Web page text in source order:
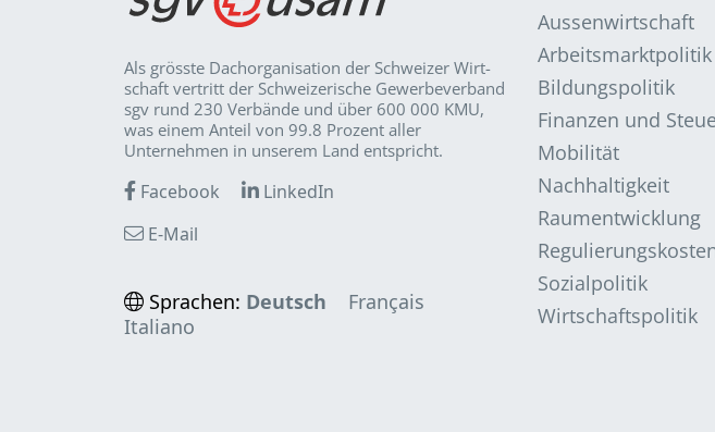
Als grösste Dachorganisation der Schweizer Wirt­
schaft vertritt der Schweizerische Gewerbeverband
sgv rund 230 Verbände und über 600 000 KMU,
was einem Anteil von 99.8 Prozent aller
Unternehmen in unserem Land entspricht.
Facebook
LinkedIn
E-Mail
Sprachen: Deutsch
Français
Italiano
Aussenwirtschaft
Arbeitsmarktpolitik
Bildungspolitik
Finanzen und
Mobilität
Nachhaltigkeit
Raumentwicklung
Sozialpolitik
Wirtschaftspolitik